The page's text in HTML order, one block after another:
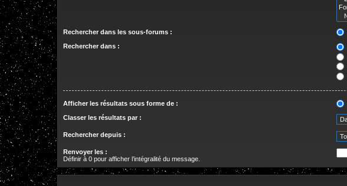
Rechercher dans les sous-forums :
Rechercher dans :
Afficher les résultats sous forme de :
Classer les résultats par :
Rechercher depuis :
Renvoyer les :
Définir à 0 pour afficher l’intégralité du message.